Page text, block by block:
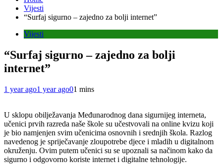
Vijesti
“Surfaj sigurno – zajedno za bolji internet”
Vijesti
“Surfaj sigurno – zajedno za bolji
internet”
1 year ago1 year ago01 mins
U sklopu obilježavanja Međunarodnog dana sigurnijeg interneta,
učenici prvih razreda naše škole su učestvovali na online kvizu koji
je bio namjenjen svim učenicima osnovnih i srednjih škola. Razlog
navedenog je spriječavanje zloupotrebe djece i mladih u digitalnom
okruženju. Ovim putem učenici su se upoznali sa načinom kako da
sigurno i odgovorno koriste internet i digitalne tehnologije.